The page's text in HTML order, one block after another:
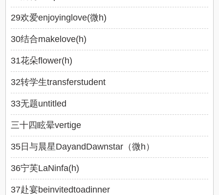
29欢爱enjoyinglove(微h)
30结合makelove(h)
31花朵flower(h)
32转学生transferstudent
33无题untitled
三十四眩晕vertige
35日与晨星DayandDawnstar（微h）
36宁芙LaNinfa(h)
37赴宴beinvitedtoadinner